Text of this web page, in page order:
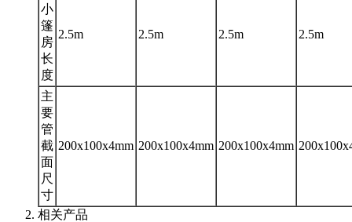
小
篷
房
长
度
2.5m 2.5m 2.5m 2.5m
主
要
管
截
面
尺
寸
200x100x4mm 200x100x4mm 200x100x4mm
相关产品